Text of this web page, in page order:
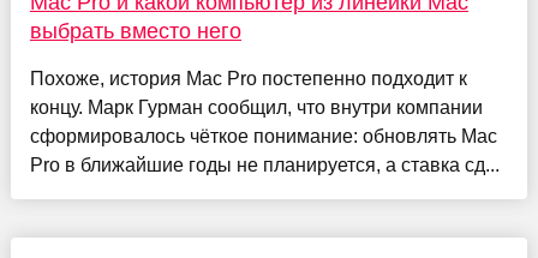
выбрать вместо него
Похоже, история Mac Pro постепенно подходит к
концу. Марк Гурман сообщил, что внутри компании
сформировалось чёткое понимание: обновлять Mac
Pro в ближайшие годы не планируется, а ставка сд...